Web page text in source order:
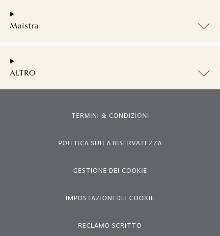
Maistra
ALTRO
TERMINI & CONDIZIONI
POLITICA SULLA RISERVATEZZA
GESTIONE DEI COOKIE
IMPOSTAZIONI DEI COOKIE
RECLAMO SCRITTO